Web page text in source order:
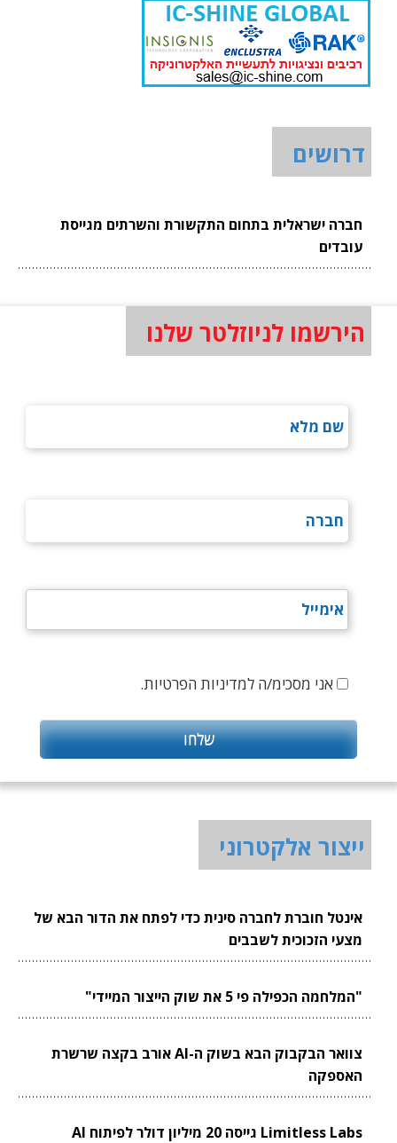
דרושים
חברה ישראלית בתחום התקשורת והשרתים מגייסת
עובדים
הירשמו לניוזלטר שלנו
אני מסכימ/ה למדיניות הפרטיות.
ייצור אלקטרוני
אינטל חוברת לחברה סינית כדי לפתח את הדור הבא של
מצעי הזכוכית לשבבים
"המלחמה הכפילה פי 5 את שוק הייצור המיידי"
צוואר הבקבוק הבא בשוק ה-AI אורב בקצה שרשרת
האספקה
Limitless Labs גייסה 20 מיליון דולר לפיתוח AI